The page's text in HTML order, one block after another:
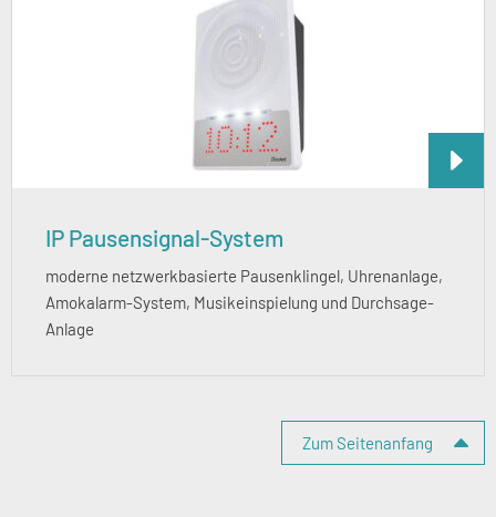
IP Pausensignal-System
moderne netzwerkbasierte Pausenklingel, Uhrenanlage,
Amokalarm-System, Musikeinspielung und Durchsage-
Anlage
Zum Seitenanfang